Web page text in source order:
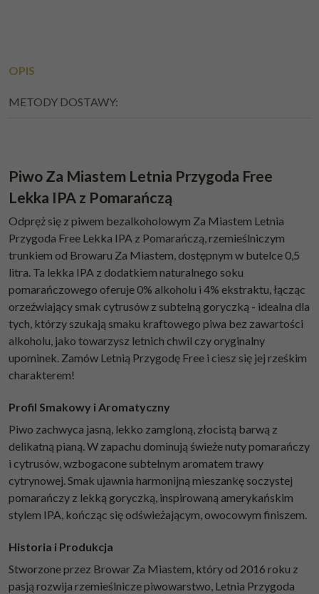
OPIS
METODY DOSTAWY:
Piwo Za Miastem Letnia Przygoda Free
Lekka IPA z Pomarańczą
Odpręż się z piwem bezalkoholowym Za Miastem Letnia
Przygoda Free Lekka IPA z Pomarańczą, rzemieślniczym
trunkiem od Browaru Za Miastem, dostępnym w butelce 0,5
litra. Ta lekka IPA z dodatkiem naturalnego soku
pomarańczowego oferuje 0% alkoholu i 4% ekstraktu, łącząc
orzeźwiający smak cytrusów z subtelną goryczką - idealna dla
tych, którzy szukają smaku kraftowego piwa bez zawartości
alkoholu, jako towarzysz letnich chwil czy oryginalny
upominek. Zamów Letnią Przygodę Free i ciesz się jej rześkim
charakterem!
Profil Smakowy i Aromatyczny
Piwo zachwyca jasną, lekko zamgloną, złocistą barwą z
delikatną pianą. W zapachu dominują świeże nuty pomarańczy
i cytrusów, wzbogacone subtelnym aromatem trawy
cytrynowej. Smak ujawnia harmonijną mieszankę soczystej
pomarańczy z lekką goryczką, inspirowaną amerykańskim
stylem IPA, kończąc się odświeżającym, owocowym finiszem.
Historia i Produkcja
Stworzone przez Browar Za Miastem, który od 2016 roku z
pasją rozwija rzemieślnicze piwowarstwo, Letnia Przygoda